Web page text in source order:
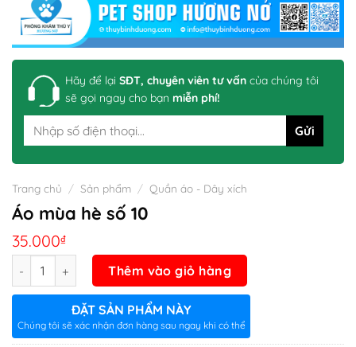
Hãy để lại SĐT, chuyên viên tư vấn của chúng tôi
sẽ gọi ngay cho bạn miễn phí!
Trang chủ / Sản phẩm / Quần áo - Dây xích
Áo mùa hè số 10
35.000₫
Thêm vào giỏ hàng
ĐẶT SẢN PHẨM NÀY
Chúng tôi sẽ xác nhận đơn hàng sau ngay khi có thể